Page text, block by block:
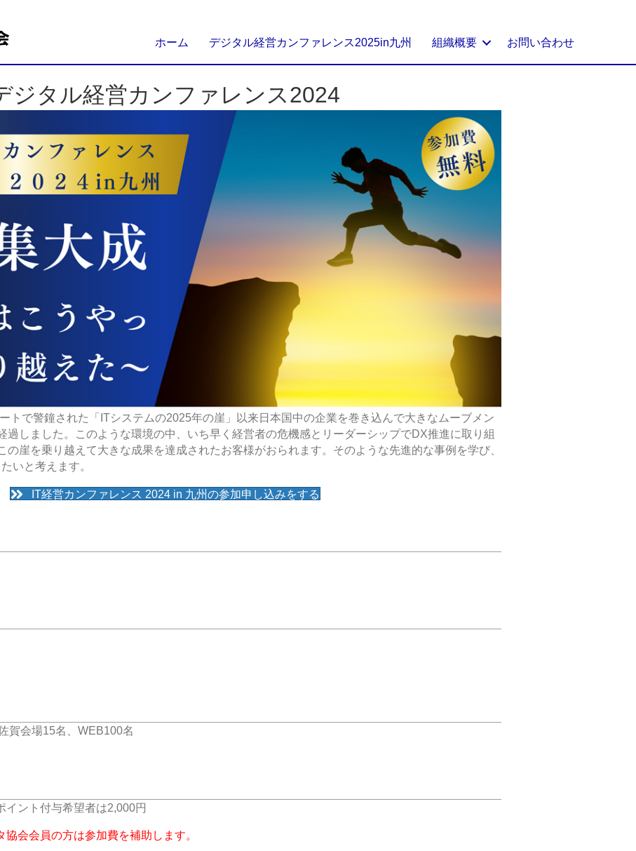
ホーム デジタル経営カンファレンス2025in九州 組織概要 お問い合わせ
ジタル経営カンファレンス2024
トで警鐘された「ITシステムの2025年の崖」以来日本国中の企業を巻き込んで大きなムーブメン
過しました。このような環境の中、いち早く経営者の危機感とリーダーシップでDX推進に取り組
の崖を乗り越えて大きな成果を達成されたお客様がおられます。そのような先進的な事例を学び、
いと考えます。
IT経営カンファレンス 2024 in 九州の参加申し込みをする
賀会場15名、WEB100名
ント付与希望者は2,000円
会会員の方は参加費を補助します。